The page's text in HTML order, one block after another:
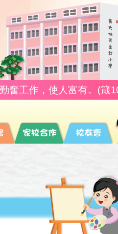
使人富有。(箴10:4)